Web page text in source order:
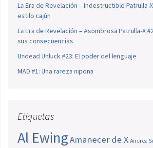
La Era de Revelación – Indestructible Patrulla-
estilo cajún
La Era de Revelación – Asombrosa Patrulla-X
sus consecuencias
Undead Unluck #23: El poder del lenguaje
MAD #1: Una rareza nipona
Etiquetas
Al EwingAmanecer de X Andrea